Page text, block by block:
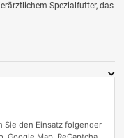
Spezialfutter, das
Sie den Einsatz folgender